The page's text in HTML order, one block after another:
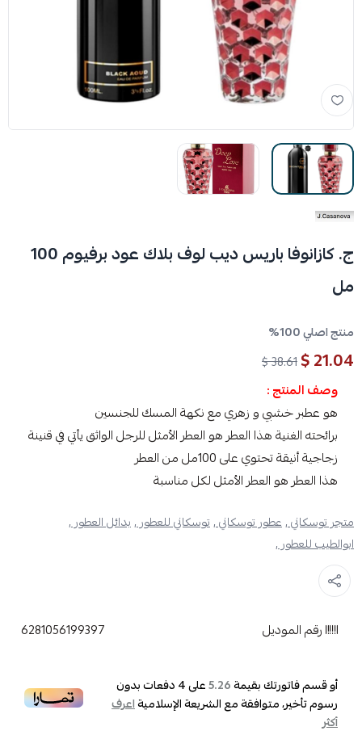
ج. كازانوفا باريس ديب لوف بلاك عود برفيوم 100
مل
منتج اصلي 100%
21.04 $
38.61 $
وصف المنتج :
هو عطبر خشبي و زهري مع نكهة المسك للجنسين
برائحته الغنية هذا العطر هو العطر الأمثل للرجل الواثق يأتي في قنينة
زجاجية أنيقة تحتوي على 100مل من العطر
هذا العطر هو العطر الأمثل لكل مناسبة
متجر توسكاني ,عطور توسكاني ,توسكاني للعطور ,بدائل العطور ,
ابوالطيب للعطور ,
رقم الموديل 6281056199397
أو قسم فاتورتك بقيمة5.26على4دفعات بدون
رسوم تأخير، متوافقة مع الشريعة الإسلاميةاعرف
أكثر